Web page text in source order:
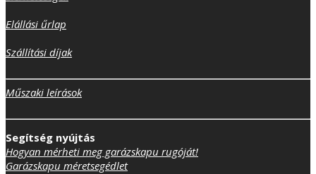
Elállási űrlap
Szállítási díjak
Műszaki leírások
Segítség nyújtás
Hogyan mérheti meg garázskapu rugóját!
Garázskapu méretsegédlet